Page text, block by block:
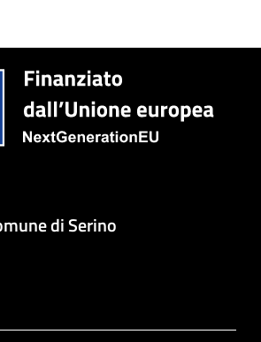
di Serino